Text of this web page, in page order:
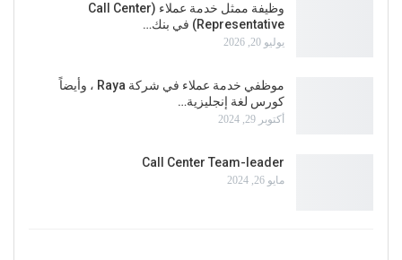
وظيفة ممثل خدمة عملاء (Call Center
Representative) في بنك…
يوليو 20, 2026
موظفي خدمة عملاء في شركة Raya ، وأيضاً
كورس لغة إنجليزية…
أكتوبر 29, 2024
Call Center Team-leader
مايو 26, 2024